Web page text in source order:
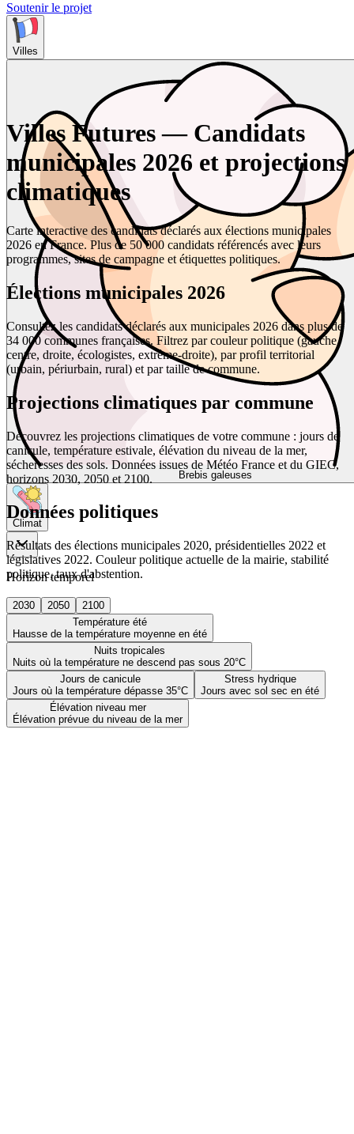
Soutenir le projet
Villes
Brebis galeuses
Climat
Horizon temporel
2030 2050
2100
Température été
Hausse de la température moyenne en été
Nuits tropicales
Nuits où la température ne descend pas sous 20°C
Jours de canicule
Jours où la température dépasse 35°C
Stress hydrique
Jours avec sol sec en été
Élévation niveau mer
Élévation prévue du niveau de la mer
Villes Futures — Candidats
municipales 2026 et projections
climatiques
Carte interactive des candidats déclarés aux élections municipales
2026 en France. Plus de 50 000 candidats référencés avec leurs
programmes, sites de campagne et étiquettes politiques.
Élections municipales 2026
Consultez les candidats déclarés aux municipales 2026 dans plus de
34 000 communes françaises. Filtrez par couleur politique (gauche,
centre, droite, écologistes, extrême-droite), par profil territorial
(urbain, périurbain, rural) et par taille de commune.
Projections climatiques par commune
Découvrez les projections climatiques de votre commune : jours de
canicule, température estivale, élévation du niveau de la mer,
sécheresses des sols. Données issues de Météo France et du GIEC,
horizons 2030, 2050 et 2100.
Données politiques
Résultats des élections municipales 2020, présidentielles 2022 et
législatives 2022. Couleur politique actuelle de la mairie, stabilité
politique, taux d'abstention.